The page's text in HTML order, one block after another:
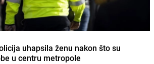
uhapsila ženu nakon što su
u centru metropole